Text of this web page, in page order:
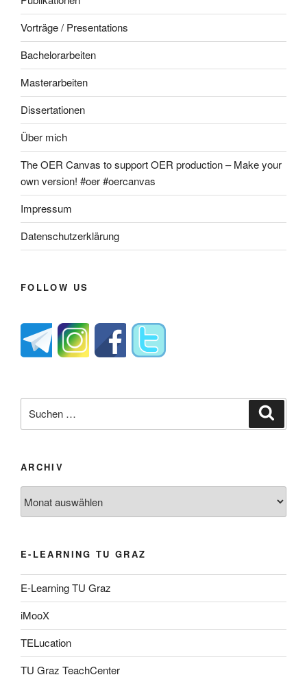
Vorträge / Presentations
Bachelorarbeiten
Masterarbeiten
Dissertationen
Über mich
The OER Canvas to support OER production – Make your
own version! #oer #oercanvas
Impressum
Datenschutzerklärung
FOLLOW US
nach:
ARCHIV
E-LEARNING TU GRAZ
E-Learning TU Graz
iMooX
TELucation
TU Graz TeachCenter